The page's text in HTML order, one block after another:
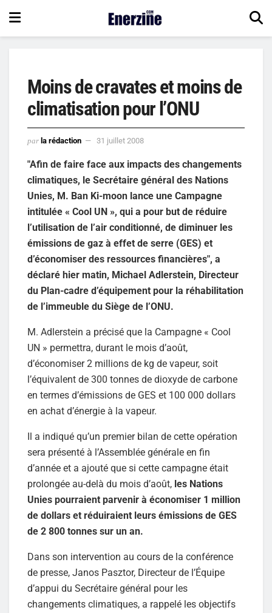
Moins de cravates et moins de
climatisation pour l’ONU
par la rédaction 31 juillet 2008
"Afin de faire face aux impacts des changements
climatiques, le Secrétaire général des Nations
Unies, M. Ban Ki-moon lance une Campagne
intitulée « Cool UN », qui a pour but de réduire
l’utilisation de l’air conditionné, de diminuer les
émissions de gaz à effet de serre (GES) et
d’économiser des ressources financières", a
déclaré hier matin, Michael Adlerstein, Directeur
du Plan-cadre d’équipement pour la réhabilitation
de l’immeuble du Siège de l’ONU.
M. Adlerstein a précisé que la Campagne « Cool
UN » permettra, durant le mois d’août,
d’économiser 2 millions de kg de vapeur, soit
l’équivalent de 300 tonnes de dioxyde de carbone
en termes d’émissions de GES et 100 000 dollars
en achat d’énergie à la vapeur.
Il a indiqué qu’un premier bilan de cette opération
sera présenté à l’Assemblée générale en fin
d’année et a ajouté que si cette campagne était
prolongée au-delà du mois d’août, les Nations
Unies pourraient parvenir à économiser 1 million
de dollars et réduiraient leurs émissions de GES
de 2 800 tonnes sur un an.
Dans son intervention au cours de la conférence
de presse, Janos Pasztor, Directeur de l’Équipe
d’appui du Secrétaire général pour les
changements climatiques, a rappelé les objectifs